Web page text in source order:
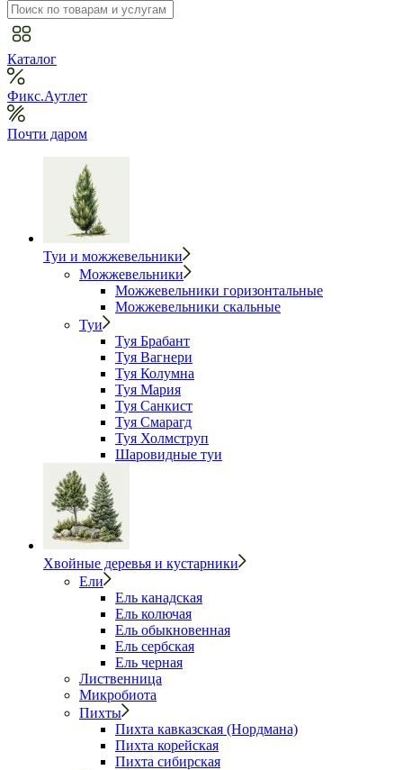
Каталог
Фикс.Аутлет
Почти даром
Туи и можжевельники
Можжевельники
Можжевельники горизонтальные
Можжевельники скальные
Туи
Туя Брабант
Туя Вагнери
Туя Колумна
Туя Мария
Туя Санкист
Туя Смарагд
Туя Холмструп
Шаровидные туи
Хвойные деревья и кустарники
Ели
Ель канадская
Ель колючая
Ель обыкновенная
Ель сербская
Ель черная
Лиственница
Микробиота
Пихты
Пихта кавказская (Нордмана)
Пихта корейская
Пихта сибирская